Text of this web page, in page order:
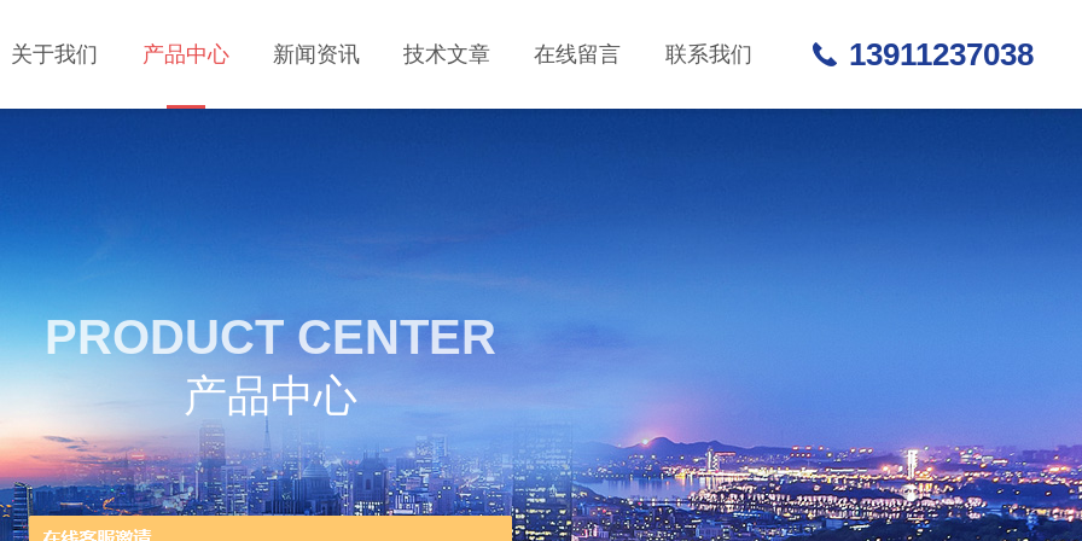
关于我们 产品中心 新闻资讯 技术文章 在线留言 联系我们 13911237038
PRODUCT CENTER
产品中心